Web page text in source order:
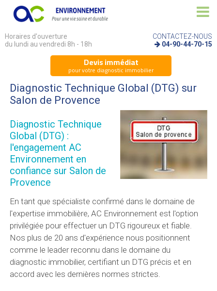
Horaires d'ouverture
du lundi au vendredi 8h - 18h
CONTACTEZ-NOUS
04-90-44-70-15
Devis immédiat
pour votre diagnostic immobilier
Diagnostic Technique Global (DTG) sur
Salon de Provence
Diagnostic Technique
Global (DTG) :
l'engagement AC
Environnement en
confiance sur Salon de
Provence
En tant que spécialiste confirmé dans le domaine de
l'expertise immobilière, AC Environnement est l'option
privilégiée pour effectuer un DTG rigoureux et fiable.
Nos plus de 20 ans d'expérience nous positionnent
comme le leader reconnu dans le domaine du
diagnostic immobilier, certifiant un DTG précis et en
accord avec les dernières normes strictes.